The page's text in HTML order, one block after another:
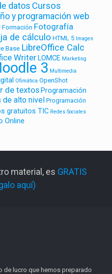
datos Cursos
y programación web
Formación Fotografía
de cálculo HTML 5 Imagen
Base LibreOffice Calc
Writer LOMCE Marketing
3 Multimedia
Ofimática OpenShot
de textos Programación
de alto nivel Programación
gratuitos TIC Redes Sociales
Online
material, es GRATIS
aquí)
de lucro que hemos preparado